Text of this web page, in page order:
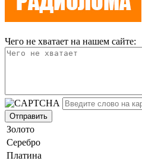
Чего не хватает на нашем сайте:
Золото
Серебро
Платина